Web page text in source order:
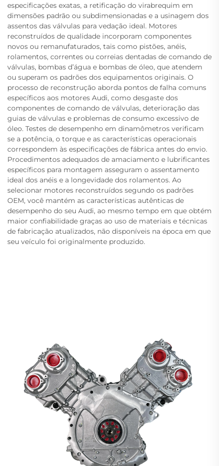
especificações exatas, a retificação do virabrequim em
dimensões padrão ou subdimensionadas e a usinagem dos
assentos das válvulas para vedação ideal. Motores
reconstruídos de qualidade incorporam componentes
novos ou remanufaturados, tais como pistões, anéis,
rolamentos, correntes ou correias dentadas de comando de
válvulas, bombas d’água e bombas de óleo, que atendem
ou superam os padrões dos equipamentos originais. O
processo de reconstrução aborda pontos de falha comuns
específicos aos motores Audi, como desgaste dos
componentes de comando de válvulas, deterioração das
guias de válvulas e problemas de consumo excessivo de
óleo. Testes de desempenho em dinamômetros verificam
se a potência, o torque e as características operacionais
correspondem às especificações de fábrica antes do envio.
Procedimentos adequados de amaciamento e lubrificantes
específicos para montagem asseguram o assentamento
ideal dos anéis e a longevidade dos rolamentos. Ao
selecionar motores reconstruídos segundo os padrões
OEM, você mantém as características autênticas de
desempenho do seu Audi, ao mesmo tempo em que obtém
maior confiabilidade graças ao uso de materiais e técnicas
de fabricação atualizados, não disponíveis na época em que
seu veículo foi originalmente produzido.